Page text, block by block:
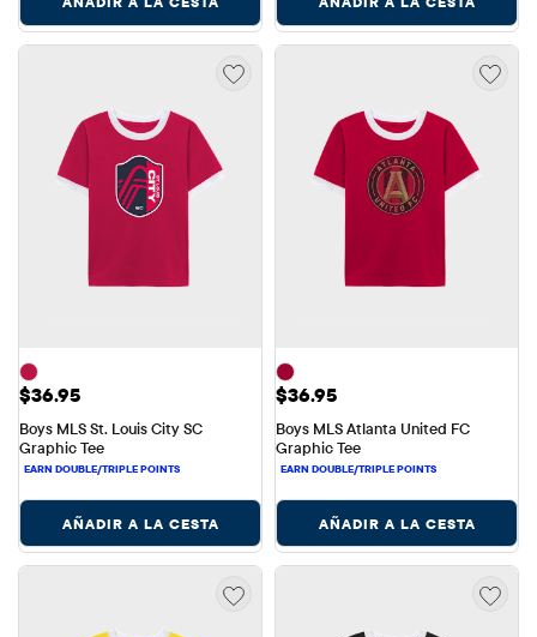
Precio: $36.95
$36.95
Boys MLS St. Louis City SC
Graphic Tee
AÑADIR A LA CESTA
Precio: $36.95
$36.95
Boys MLS Atlanta United FC
Graphic Tee
AÑADIR A LA CESTA